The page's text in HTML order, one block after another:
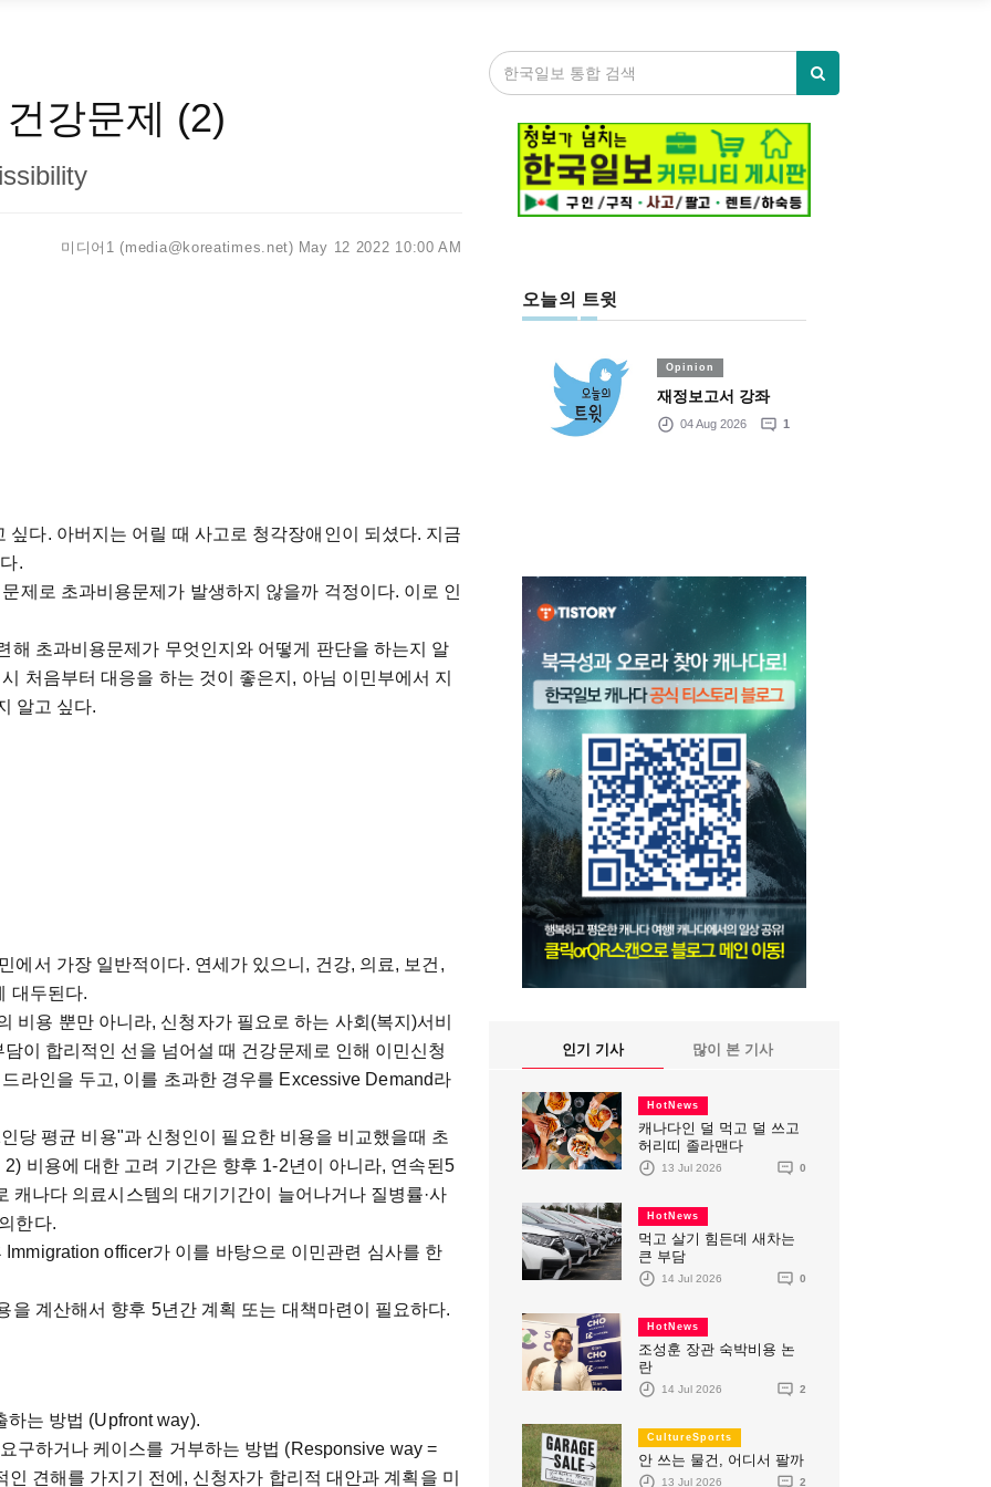
강문제 (2)
미디어1 (media@koreatimes.net) May 12 2022 10:00 AM
다. 아버지는 어릴 때 사고로 청각장애인이 되셨다. 지금
.
제로 초과비용문제가 발생하지 않을까 걱정이다. 이로 인
해 초과비용문제가 무엇인지와 어떻게 판단을 하는지 알
처음부터 대응을 하는 것이 좋은지, 아님 이민부에서 지
알고 싶다.
에서 가장 일반적이다. 연세가 있으니, 건강, 의료, 보건,
대두된다.
비용 뿐만 아니라, 신청자가 필요로 하는 사회(복지)서비
이 합리적인 선을 넘어설 때 건강문제로 인해 이민신청
라인을 두고, 이를 초과한 경우를 Excessive Demand라
당 평균 비용"과 신청인이 필요한 비용을 비교했을때 초
비용에 대한 고려 기간은 향후 1-2년이 아니라, 연속된5
나다 의료시스템의 대기기간이 늘어나거나 질병률·사
한다.
officer가 이를 바탕으로 이민관련 심사를 한
을 계산해서 향후 5년간 계획 또는 대책마련이 필요하다.
는 방법 (Upfront way).
구하거나 케이스를 거부하는 방법 (Responsive way =
견해를 가지기 전에, 신청자가 합리적 대안과 계획을 미
오늘의 트윗
Opinion
재정보고서 강좌
04 Aug 2026 1
인기 기사 많이 본 기사
HotNews
캐나다인 덜 먹고 덜 쓰고
허리띠 졸라맨다
13 Jul 2026 0
HotNews
먹고 살기 힘든데 새차는
큰 부담
14 Jul 2026 0
HotNews
조성훈 장관 숙박비용 논
란
14 Jul 2026 2
CultureSports
안 쓰는 물건, 어디서 팔까
13 Jul 2026 2